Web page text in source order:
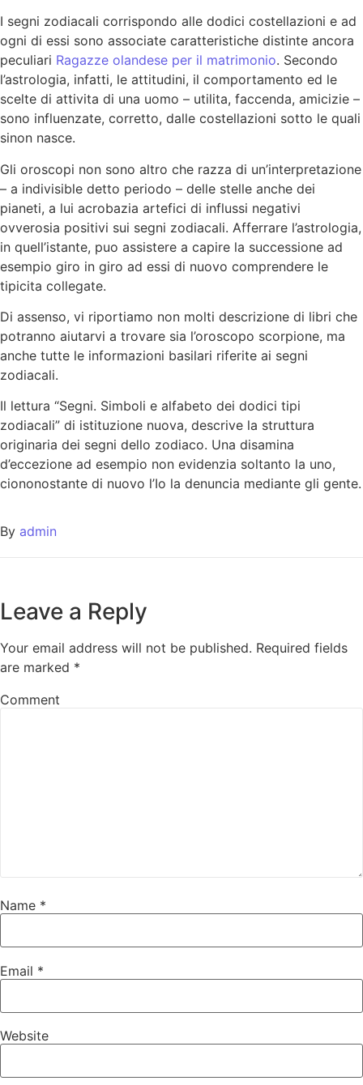
I segni zodiacali corrispondo alle dodici costellazioni e ad
ogni di essi sono associate caratteristiche distinte ancora
peculiari Ragazze olandese per il matrimonio. Secondo
l’astrologia, infatti, le attitudini, il comportamento ed le
scelte di attivita di una uomo – utilita, faccenda, amicizie –
sono influenzate, corretto, dalle costellazioni sotto le quali
sinon nasce.
Gli oroscopi non sono altro che razza di un’interpretazione
– a indivisible detto periodo – delle stelle anche dei
pianeti, a lui acrobazia artefici di influssi negativi
ovverosia positivi sui segni zodiacali. Afferrare l’astrologia,
in quell’istante, puo assistere a capire la successione ad
esempio giro in giro ad essi di nuovo comprendere le
tipicita collegate.
Di assenso, vi riportiamo non molti descrizione di libri che
potranno aiutarvi a trovare sia l’oroscopo scorpione, ma
anche tutte le informazioni basilari riferite ai segni
zodiacali.
Il lettura “Segni. Simboli e alfabeto dei dodici tipi
zodiacali” di istituzione nuova, descrive la struttura
originaria dei segni dello zodiaco. Una disamina
d’eccezione ad esempio non evidenzia soltanto la uno,
ciononostante di nuovo l’Io la denuncia mediante gli gente.
By admin
Leave a Reply
Your email address will not be published. Required fields
are marked *
Comment
Name *
Email *
Website